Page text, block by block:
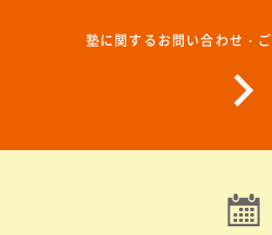
塾に関するお問い合わせ・